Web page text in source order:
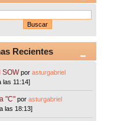
Recientes
SOW porasturgabriel
las 11:14]
"C"porasturgabriel
las 18:13]